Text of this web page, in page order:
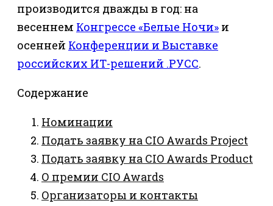
производится дважды в год: на
весеннем Конгрессе «Белые Ночи» и
осенней Конференции и Выставке
российских ИТ-решений .РУСС.
Содержание
Номинации
Подать заявку на CIO Awards Project
Подать заявку на CIO Awards Product
О премии CIO Awards
Организаторы и контакты